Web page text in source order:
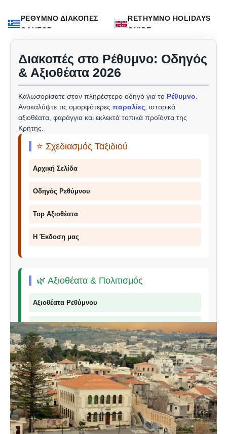
ΡΕΘΥΜΝΟ ΔΙΑΚΟΠΕΣ
ΟΔΗΓΟΣ
RETHYMNO HOLIDAYS
GUIDE
Διακοπές στο Ρέθυμνο: Οδηγός
& Αξιοθέατα 2026
Καλωσορίσατε στον πληρέστερο οδηγό για το Ρέθυμνο
Ανακαλύψτε τις ομορφότερες παραλίες , ιστορικά
αξιοθέατα, φαράγγια και εκλεκτά τοπικά προϊόντα της
Κρήτης.
⭐ Σχεδιασμός Ταξιδιού
Αρχική Σελίδα
Οδηγός Ρεθύμνου
Top Αξιοθέατα
Η Έκδοση μας
🌿 Αξιοθέατα & Πολιτισμός
Αξιοθέατα Ρεθύμνου
Παραλίες Ρεθύμνου
Φαράγγια Ρεθύμνου
Παραδοσιακά Προϊόντα
📞 Επικοινωνία